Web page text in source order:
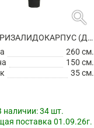
search
АРЕКА ХРИЗАЛИДОКАРПУС (ДИПСИС ЖЕЛТОВАТЫЙ)
260 см.
150 см.
35 см.
наличии:34 шт.
поставка 01.09.26г.